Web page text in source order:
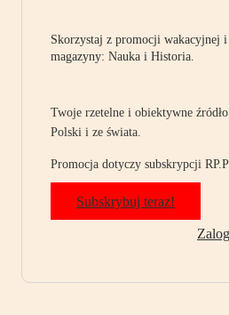
Skorzystaj z promocji wakacyjnej
magazyny: Nauka i Historia.
Twoje rzetelne i obiektywne
Polski i ze świata.
Promocja dotyczy subskrypcji
Subskrybuj teraz!